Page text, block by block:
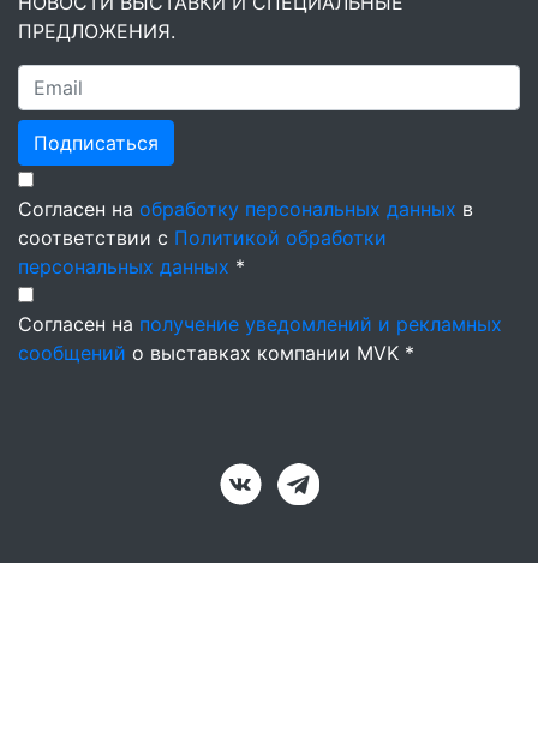
ПРЕДЛОЖЕНИЯ.
Подписаться
Согласен на обработку персональных данных в
соответствии с Политикой обработки
персональных данных *
Согласен на получение уведомлений и рекламных
сообщений о выставках компании MVK *